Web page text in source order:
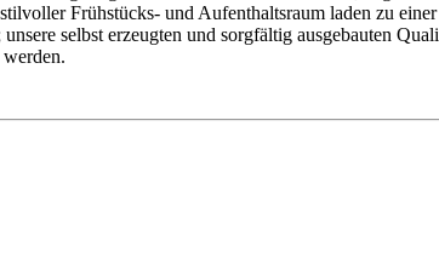
Frühstücks- und Aufenthaltsraum laden zu
selbst erzeugten und sorgfältig ausgebauten